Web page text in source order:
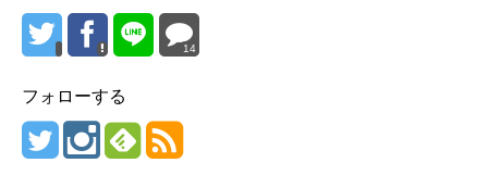
14
フォローする